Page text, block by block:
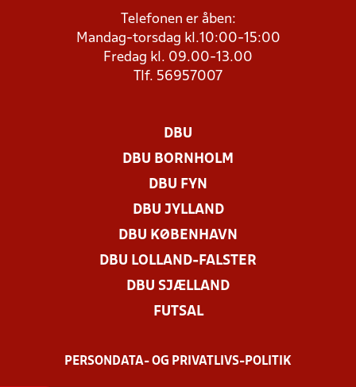
Telefonen er åben:
Mandag-torsdag kl.10:00-15:00
Fredag kl. 09.00-13.00
Tlf. 56957007
DBU
DBU BORNHOLM
DBU FYN
DBU JYLLAND
DBU KØBENHAVN
DBU LOLLAND-FALSTER
DBU SJÆLLAND
FUTSAL
PERSONDATA- OG PRIVATLIVS-POLITIK